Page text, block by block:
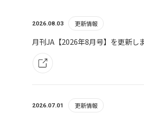
2026.08.03 更新情報
月刊JA【2026年8月号】を更新し
2026.07.01 更新情報